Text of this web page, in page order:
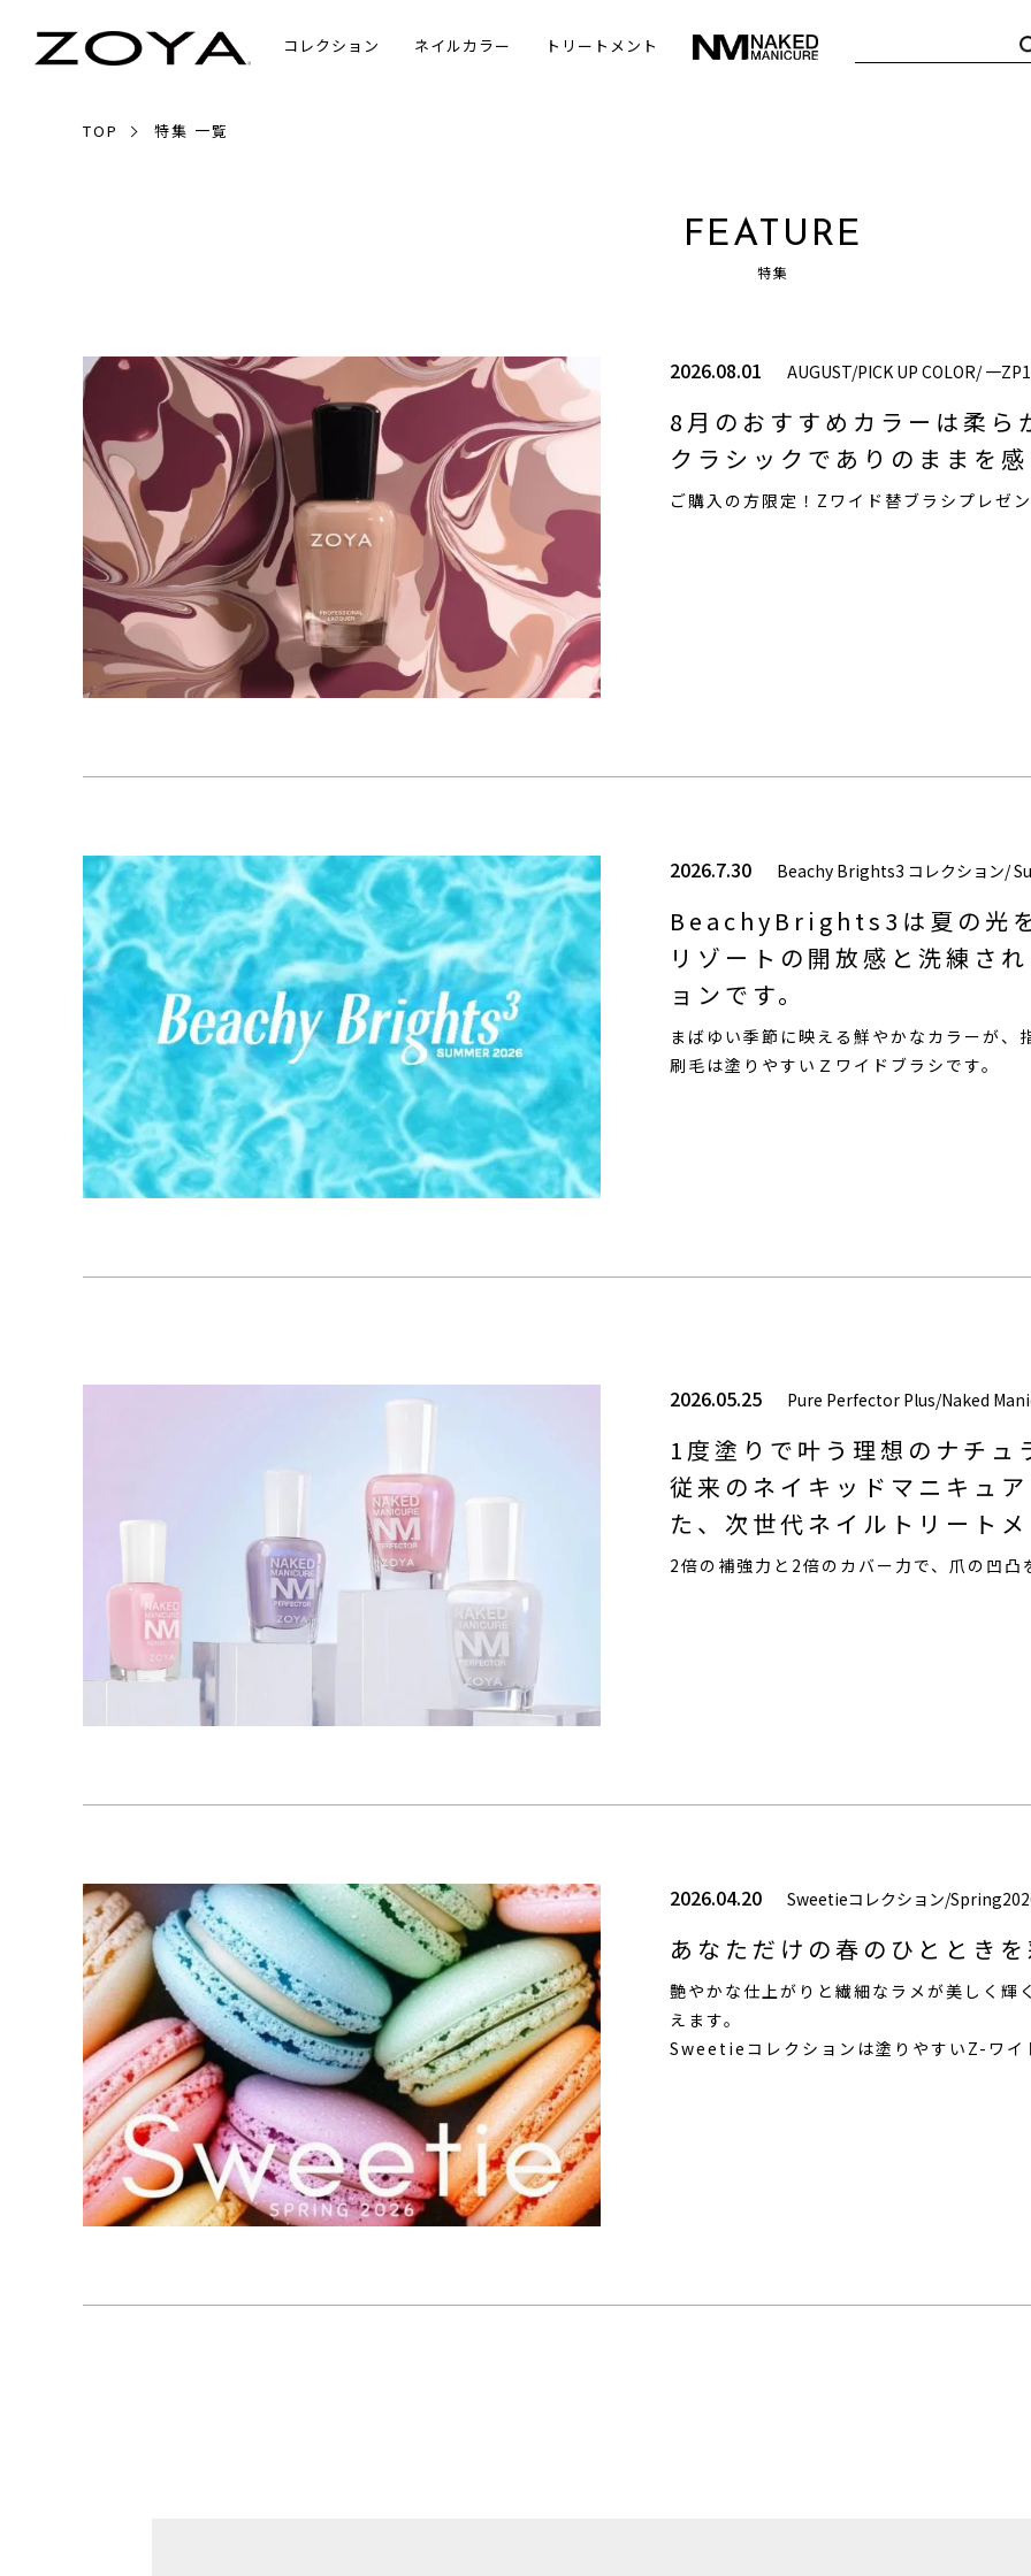
コレクション ネイルカラー トリートメント
TOP 特集 一覧
FEATURE
特集
2026.08.01 AUGUST/PICK UP COLOR/ 一
8月のおすすめカラーは柔
クラシックでありのままを
ご購入の方限定！Zワイド替ブラシプレゼ
2026.7.30 Beachy Brights3 コレクション/
BeachyBrights3は夏の光
リゾートの開放感と洗練さ
ョンです。
まばゆい季節に映える鮮やかなカラーが
刷毛は塗りやすいＺワイドブラシです。
2026.05.25 Pure Perfector Plus/Naked
1度塗りで叶う理想のナチュ
従来のネイキッドマニキュ
た、次世代ネイルトリート
2倍の補強力と2倍のカバー力で、爪の凹
2026.04.20 Sweetieコレクション/
あなただけの春のひととき
艶やかな仕上がりと繊細なラメが美しく
えます。
Sweetieコレクションは塗りやすいZ-ワイ